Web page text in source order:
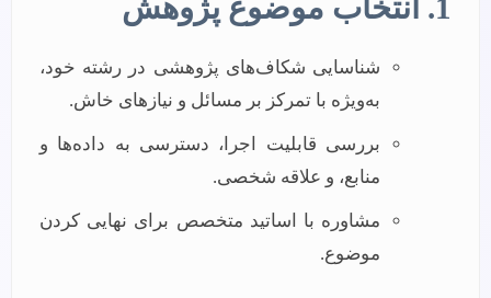
1. انتخاب موضوع پژوهش
شناسایی شکاف‌های پژوهشی در رشته خود،
به‌ویژه با تمرکز بر مسائل و نیازهای خاش.
بررسی قابلیت اجرا، دسترسی به داده‌ها و
منابع، و علاقه شخصی.
مشاوره با اساتید متخصص برای نهایی کردن
موضوع.